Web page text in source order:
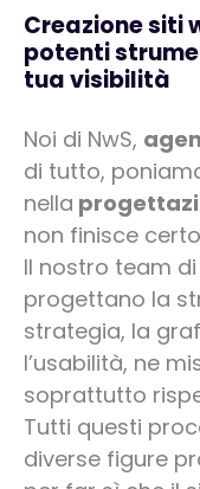
Creazione siti
potenti
tua visibilità
Noi di NwS,
di tutto,
nella
non finisce
Il nostro team di
progettano la
strategia, la
l’usabilità, ne
soprattutto
Tutti questi
diverse figure